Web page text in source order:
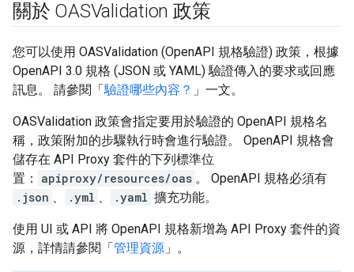
關於 OASValidation 政策
您可以使用 OASValidation (OpenAPI 規格驗證) 政策，根據
OpenAPI 3.0 規格 (JSON 或 YAML) 驗證傳入的要求或回應
訊息。 請參閱「驗證哪些內容？ 」一文。
OASValidation 政策會指定要用於驗證的 OpenAPI 規格名
稱，政策附加的步驟執行時會進行驗證。 OpenAPI 規格會
儲存在 API Proxy 套件的下列標準位
置：
apiproxy/resources/oas 。 OpenAPI 規格必須有
.json 、 .yml 、 .yaml 擴充功能。
使用 UI 或 API 將 OpenAPI 規格新增為 API Proxy 套件的資
源，詳情請參閱「管理資源 」。